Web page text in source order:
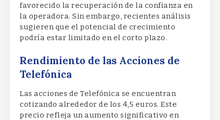
favorecido la recuperación de la confianza en
la operadora. Sin embargo, recientes análisis
sugieren que el potencial de crecimiento
podría estar limitado en el corto plazo.
Rendimiento de las Acciones de
Telefónica
Las acciones de Telefónica se encuentran
cotizando alrededor de los 4,5 euros. Este
precio refleja un aumento significativo en